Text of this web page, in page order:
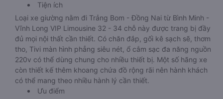
Tiện ích
Loại xe giường nằm đi Trảng Bom - Đồng Nai từ Bình Minh -
Vĩnh Long VIP Limousine 32 - 34 chỗ này được trang bị đầy
đủ mọi nội thất cần thiết. Có chăn đắp, gối kê sạch sẽ, thơm
tho, Tivi màn hình phẳng siêu nét, ổ cắm sạc đa năng nguồn
220v có thể dùng chung cho nhiều thiết bị. Một số hãng xe
còn thiết kế thêm khoang chứa đồ rộng rãi nên hành khách
có thể mang theo nhiều hành lý cần thiết.
Ưu điểm